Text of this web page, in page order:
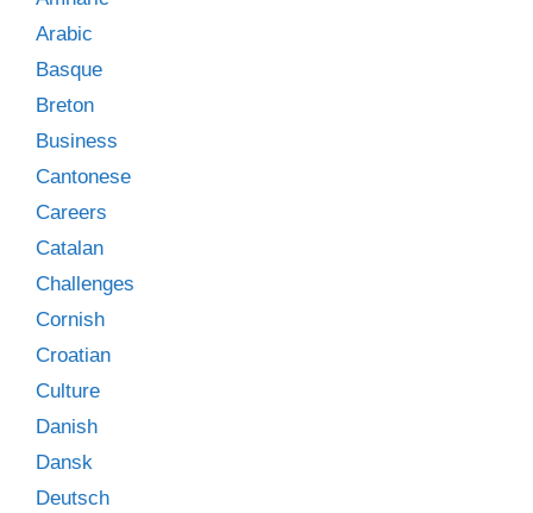
Arabic
Basque
Breton
Business
Cantonese
Careers
Catalan
Challenges
Cornish
Croatian
Culture
Danish
Dansk
Deutsch